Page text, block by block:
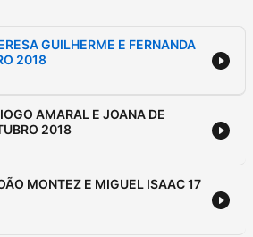
GUILHERME E FERNANDA
2018
AMARAL E JOANA DE
2018
MONTEZ E MIGUEL ISAAC 17